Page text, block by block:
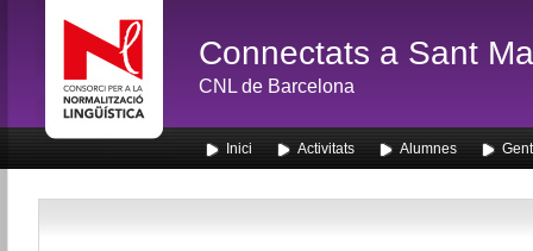
Connectats a Sant
CNL de Barcelona
Inici Activitats Alumnes